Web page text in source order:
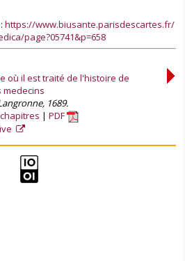
https://www.biusante.parisdescartes.fr/
page?05741&p=658
où il est traité de l'histoire de
medecins
1689.
PDF